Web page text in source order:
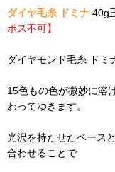
ダイヤ毛糸 ドミナ 40g
ポス不可】
ダイヤモンド毛糸 ドミ
15色もの色が微妙に溶
わってゆきます。
光沢を持たせたベース
合わせることで